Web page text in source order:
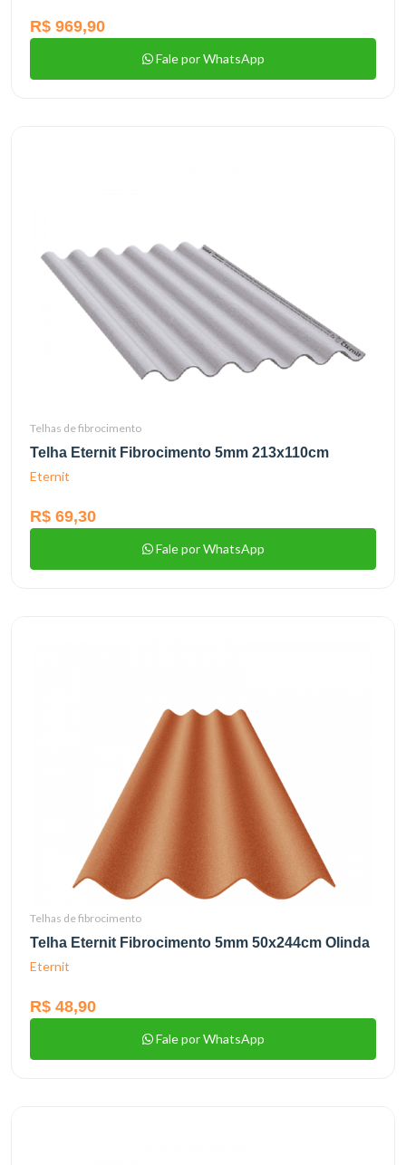
R$ 969,90
Fale por WhatsApp
Telhas de fibrocimento
Telha Eternit Fibrocimento 5mm 213x110cm
Eternit
R$ 69,30
Fale por WhatsApp
Telhas de fibrocimento
Telha Eternit Fibrocimento 5mm 50x244cm Olinda
Eternit
R$ 48,90
Fale por WhatsApp